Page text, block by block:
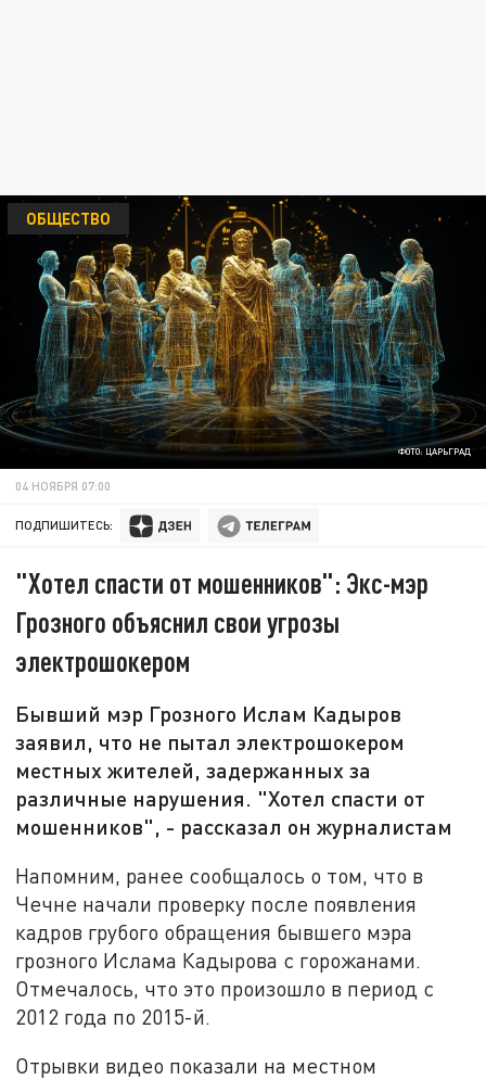
ФОТО: ЦАРЬГРАД
ОБЩЕСТВО
04 НОЯБРЯ 07:00
ПОДПИШИТЕСЬ:
"Хотел спасти от мошенников": Экс-мэр
Грозного объяснил свои угрозы
электрошокером
Бывший мэр Грозного Ислам Кадыров
заявил, что не пытал электрошокером
местных жителей, задержанных за
различные нарушения. "Хотел спасти от
мошенников", - рассказал он журналистам
Напомним, ранее сообщалось о том, что в
Чечне начали проверку после появления
кадров грубого обращения бывшего мэра
грозного Ислама Кадырова с горожанами.
Отмечалось, что это произошло в период с
2012 года по 2015-й.
Отрывки видео показали на местном